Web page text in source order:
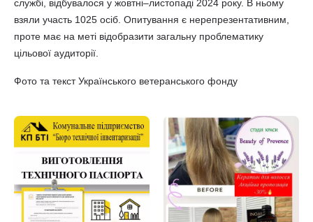
службі, відбувалося у жовтні–листопаді 2024 року. В ньому
взяли участь 1025 осіб. Опитування є нерепрезентативним,
проте має на меті відобразити загальну проблематику
цільової аудиторії.
Фото та текст Українського ветеранського фонду